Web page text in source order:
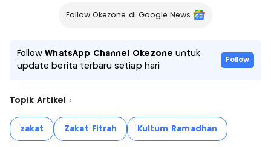
Follow Okezone di Google News
FollowWhatsApp Channel Okezone untuk
update berita terbaru setiap hari
Follow
Topik Artikel :
zakat Zakat Fitrah Kultum Ramadhan